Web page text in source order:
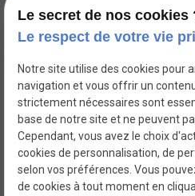
Votre
Domaines
SIRET :
Le secret de nos cookies
Le respect de votre vie
Notre site utilise des cookies pour
navigation et vous offrir un
strictement nécessaires sont
base de notre site et ne peuvent
Cependant, vous avez le choix
cookies de personnalisation, de
selon vos préférences. Vous
de cookies à tout moment en